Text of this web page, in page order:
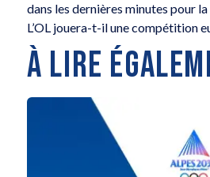
dans les dernières minutes pour
L’OL jouera-t-il une compétition
À LIRE
Explorez les volcans,
et les étoiles